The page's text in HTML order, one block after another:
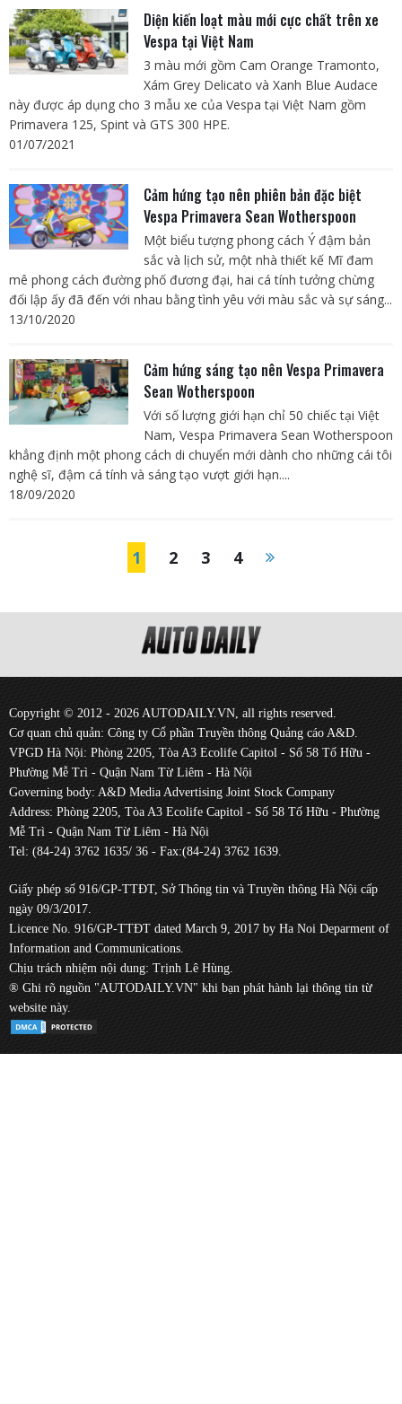
Diện kiến loạt màu mới cực chất trên xe
Vespa tại Việt Nam
3 màu mới gồm Cam Orange Tramonto,
Xám Grey Delicato và Xanh Blue Audace
này được áp dụng cho 3 mẫu xe của Vespa tại Việt Nam gồm
Primavera 125, Spint và GTS 300 HPE.
01/07/2021
Cảm hứng tạo nên phiên bản đặc biệt
Vespa Primavera Sean Wotherspoon
Một biểu tượng phong cách Ý đậm bản
sắc và lịch sử, một nhà thiết kế Mĩ đam
mê phong cách đường phố đương đại, hai cá tính tưởng chừng
đối lập ấy đã đến với nhau bằng tình yêu với màu sắc và sự sáng...
13/10/2020
Cảm hứng sáng tạo nên Vespa Primavera
Sean Wotherspoon
Với số lượng giới hạn chỉ 50 chiếc tại Việt
Nam, Vespa Primavera Sean Wotherspoon
khẳng định một phong cách di chuyển mới dành cho những cái tôi
nghệ sĩ, đậm cá tính và sáng tạo vượt giới hạn....
18/09/2020
1 2 3 4
Copyright © 2012 - 2026 AUTODAILY.VN, all rights reserved.
Cơ quan chủ quản: Công ty Cổ phần Truyền thông Quảng cáo A&D.
VPGD Hà Nội: Phòng 2205, Tòa A3 Ecolife Capitol - Số 58 Tố Hữu -
Phường Mễ Trì - Quận Nam Từ Liêm - Hà Nội
Governing body: A&D Media Advertising Joint Stock Company
Address: Phòng 2205, Tòa A3 Ecolife Capitol - Số 58 Tố Hữu - Phường
Mễ Trì - Quận Nam Từ Liêm - Hà Nội
Tel: (84-24) 3762 1635/ 36 - Fax:(84-24) 3762 1639.
Giấy phép số 916/GP-TTĐT, Sở Thông tin và Truyền thông Hà Nội cấp
ngày 09/3/2017.
Licence No. 916/GP-TTĐT dated March 9, 2017 by Ha Noi Deparment of
Information and Communications.
Chịu trách nhiệm nội dung: Trịnh Lê Hùng.
® Ghi rõ nguồn "AUTODAILY.VN" khi bạn phát hành lại thông tin từ
website này.